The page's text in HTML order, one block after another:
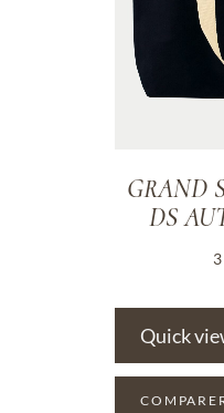
GRAND
DS
Quick